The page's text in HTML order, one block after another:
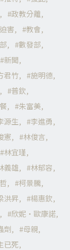
政教分離
害
教會
數發部
新聞
君竹
施明德
普欽
朱富美
源生
李進勇
憲
林俊言
林宜瑾
義雄
林郁容
柯景騰
洪昇
楊惠欽
欣妮·歐康諾
劑
母親
已死